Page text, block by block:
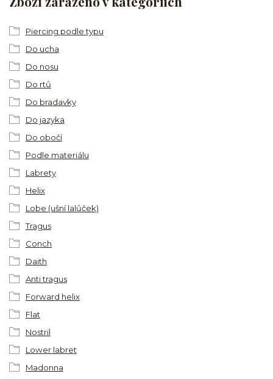
Piercing podle typu
Do ucha
Do nosu
Do rtů
Do bradavky
Do jazyka
Do obočí
Podle materiálu
Labrety
Helix
Lobe (ušní lalůček)
Tragus
Conch
Daith
Anti tragus
Forward helix
Flat
Nostril
Lower labret
Madonna